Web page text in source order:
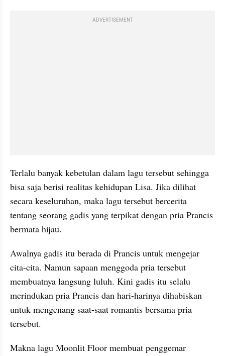
ADVERTISEMENT
Terlalu banyak kebetulan dalam lagu tersebut sehingga
bisa saja berisi realitas kehidupan Lisa. Jika dilihat
secara keseluruhan, maka lagu tersebut bercerita
tentang seorang gadis yang terpikat dengan pria Prancis
bermata hijau.
Awalnya gadis itu berada di Prancis untuk mengejar
cita-cita. Namun sapaan menggoda pria tersebut
membuatnya langsung luluh. Kini gadis itu selalu
merindukan pria Prancis dan hari-harinya dihabiskan
untuk mengenang saat-saat romantis bersama pria
tersebut.
Makna lagu Moonlit Floor membuat penggemar